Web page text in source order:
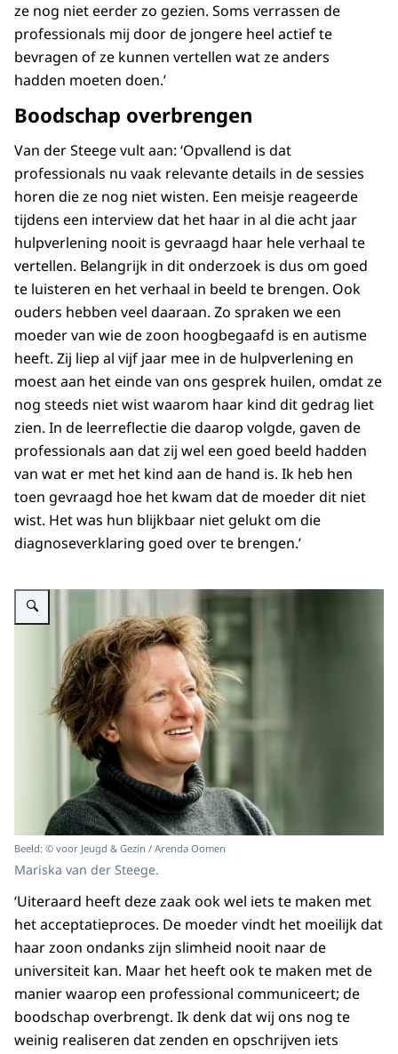
ze nog niet eerder zo gezien. Soms verrassen de
professionals mij door de jongere heel actief te
bevragen of ze kunnen vertellen wat ze anders
hadden moeten doen.’
Boodschap overbrengen
Van der Steege vult aan: ‘Opvallend is dat
professionals nu vaak relevante details in de sessies
horen die ze nog niet wisten. Een meisje reageerde
tijdens een interview dat het haar in al die acht jaar
hulpverlening nooit is gevraagd haar hele verhaal te
vertellen. Belangrijk in dit onderzoek is dus om goed
te luisteren en het verhaal in beeld te brengen. Ook
ouders hebben veel daaraan. Zo spraken we een
moeder van wie de zoon hoogbegaafd is en autisme
heeft. Zij liep al vijf jaar mee in de hulpverlening en
moest aan het einde van ons gesprek huilen, omdat ze
nog steeds niet wist waarom haar kind dit gedrag liet
zien. In de leerreflectie die daarop volgde, gaven de
professionals aan dat zij wel een goed beeld hadden
van wat er met het kind aan de hand is. Ik heb hen
toen gevraagd hoe het kwam dat de moeder dit niet
wist. Het was hun blijkbaar niet gelukt om die
diagnoseverklaring goed over te brengen.’
Vergroot afbeelding Mariska van der Steege.
Beeld: © voor Jeugd & Gezin / Arenda Oomen
Mariska van der Steege.
‘Uiteraard heeft deze zaak ook wel iets te maken met
het acceptatieproces. De moeder vindt het moeilijk dat
haar zoon ondanks zijn slimheid nooit naar de
universiteit kan. Maar het heeft ook te maken met de
manier waarop een professional communiceert; de
boodschap overbrengt. Ik denk dat wij ons nog te
weinig realiseren dat zenden en opschrijven iets